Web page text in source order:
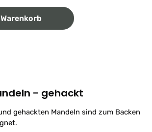
- gehackt
gehackten Mandeln sind zum Backen